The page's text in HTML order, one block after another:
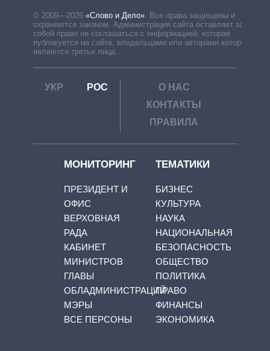
© 2009—2026 «Слово и Дело»
Все права защищены и
охраняются законом. Администрация сайта оставляет за
собой право не соглашаться с информацией, которая
публикуется на сайте, владельцами или авторами которой
являются третьи лица.
УКР РОС
О НАС
КОНТАКТЫ
ПРАВИЛА
МОНИТОРИНГ
ПРЕЗИДЕНТ И
ОФИС
ВЕРХОВНАЯ
РАДА
КАБИНЕТ
МИНИСТРОВ
ГЛАВЫ
ОБЛАДМИНИСТРАЦИЙ
МЭРЫ
ВСЕ ПЕРСОНЫ
ТЕМАТИКИ
БИЗНЕС
КУЛЬТУРА
НАУКА
НАЦИОНАЛЬНАЯ
БЕЗОПАСНОСТЬ
ОБЩЕСТВО
ПОЛИТИКА
ПРАВО
ФИНАНСЫ
ЭКОНОМИКА